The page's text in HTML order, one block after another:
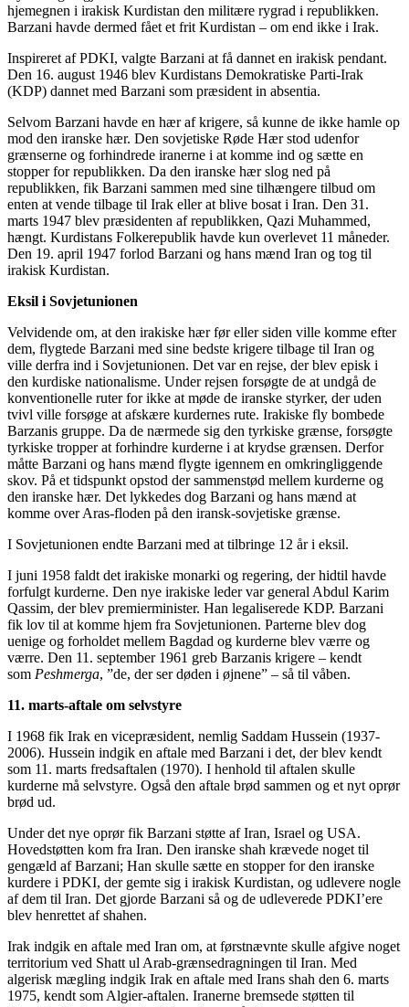
hjemegnen i irakisk Kurdistan den militære rygrad i republikken.
Barzani havde dermed fået et frit Kurdistan – om end ikke i Irak.
Inspireret af PDKI, valgte Barzani at få dannet en irakisk pendant.
Den 16. august 1946 blev Kurdistans Demokratiske Parti-Irak
(KDP) dannet med Barzani som præsident in absentia.
Selvom Barzani havde en hær af krigere, så kunne de ikke hamle op
mod den iranske hær. Den sovjetiske Røde Hær stod udenfor
grænserne og forhindrede iranerne i at komme ind og sætte en
stopper for republikken. Da den iranske hær slog ned på
republikken, fik Barzani sammen med sine tilhængere tilbud om
enten at vende tilbage til Irak eller at blive bosat i Iran. Den 31.
marts 1947 blev præsidenten af republikken, Qazi Muhammed,
hængt. Kurdistans Folkerepublik havde kun overlevet 11 måneder.
Den 19. april 1947 forlod Barzani og hans mænd Iran og tog til
irakisk Kurdistan.
Eksil i Sovjetunionen
Velvidende om, at den irakiske hær før eller siden ville komme efter
dem, flygtede Barzani med sine bedste krigere tilbage til Iran og
ville derfra ind i Sovjetunionen. Det var en rejse, der blev episk i
den kurdiske nationalisme. Under rejsen forsøgte de at undgå de
konventionelle ruter for ikke at møde de iranske styrker, der uden
tvivl ville forsøge at afskære kurdernes rute. Irakiske fly bombede
Barzanis gruppe. Da de nærmede sig den tyrkiske grænse, forsøgte
tyrkiske tropper at forhindre kurderne i at krydse grænsen. Derfor
måtte Barzani og hans mænd flygte igennem en omkringliggende
skov. På et tidspunkt opstod der sammenstød mellem kurderne og
den iranske hær. Det lykkedes dog Barzani og hans mænd at
komme over Aras-floden på den iransk-sovjetiske grænse.
I Sovjetunionen endte Barzani med at tilbringe 12 år i eksil.
I juni 1958 faldt det irakiske monarki og regering, der hidtil havde
forfulgt kurderne. Den nye irakiske leder var general Abdul Karim
Qassim, der blev premierminister. Han legaliserede KDP. Barzani
fik lov til at komme hjem fra Sovjetunionen. Parterne blev dog
uenige og forholdet mellem Bagdad og kurderne blev værre og
værre. Den 11. september 1961 greb Barzanis krigere – kendt
som Peshmerga, ”de, der ser døden i øjnene” – så til våben.
11. marts-aftale om selvstyre
I 1968 fik Irak en vicepræsident, nemlig Saddam Hussein (1937-
2006). Hussein indgik en aftale med Barzani i det, der blev kendt
som 11. marts fredsaftalen (1970). I henhold til aftalen skulle
kurderne må selvstyre. Også den aftale brød sammen og et nyt oprør
brød ud.
Under det nye oprør fik Barzani støtte af Iran, Israel og USA.
Hovedstøtten kom fra Iran. Den iranske shah krævede noget til
gengæld af Barzani; Han skulle sætte en stopper for den iranske
kurdere i PDKI, der gemte sig i irakisk Kurdistan, og udlevere nogle
af dem til Iran. Det gjorde Barzani så og de udleverede PDKI’ere
blev henrettet af shahen.
Irak indgik en aftale med Iran om, at førstnævnte skulle afgive noget
territorium ved Shatt ul Arab-grænsedragningen til Iran. Med
algerisk mægling indgik Irak en aftale med Irans shah den 6. marts
1975, kendt som Algier-aftalen. Iranerne bremsede støtten til